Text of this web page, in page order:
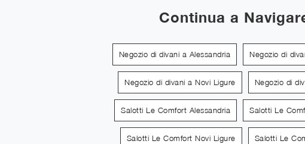
Continua a
Negozio di divani a Alessandria Negozio di
Negozio di divani a Novi Ligure Negozio di
Salotti Le Comfort Alessandria Salotti Le
Salotti Le Comfort Novi Ligure Salotti Le